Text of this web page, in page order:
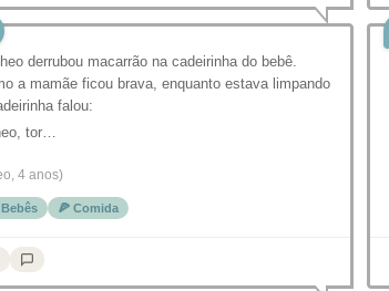
derrubou macarrão na cadeirinha do bebê.
a mamãe ficou brava, enquanto estava limpando
falou:
tor…
4 anos)
🍕 Comida